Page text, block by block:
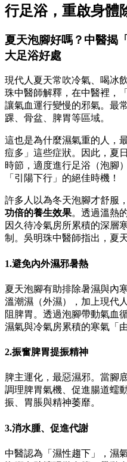
行足浴，重啟身體
夏天泡腳好嗎？中醫揭
大足浴好處
現代人夏天常吹冷氣、喝冰
珠中醫師解釋，在中醫裡，
讓氣血運行變慢的邪氣。最
踝、骨盆、脾胃等區域。
這也是為什麼濕氣重的人，
痘多」這些症狀。因此，夏
時節，適度進行足浴（泡腳
「引陽下行」的絕佳時機！
許多人以為冬天泡腳才舒服
功倍的養生效果。透過溫熱
因久待冷氣房所累積的深層
制。吳明珠中醫師指出，夏
1.避免內外濕邪暑熱
夏天泡腳有助排除暑濕與內
溫潮濕（外濕），加上現代
阻脾胃。透過泡腳帶動氣血
濕氣與冷氣房累積的寒氣「
2.振奮脾胃提振精神
脾主運化，最惡濕邪。當腳
調理脾胃氣機、促進腸道蠕
振、胃脹與精神萎靡。
3.消水腫、促進代謝
中醫認為「濕性趨下」，濕